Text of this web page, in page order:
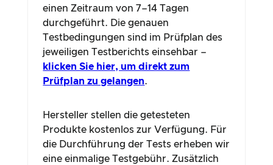
einen Zeitraum von 7–14 Tagen
durchgeführt. Die genauen
Testbedingungen sind im Prüfplan des
jeweiligen Testberichts einsehbar –
klicken Sie hier, um direkt zum
Prüfplan zu gelangen.
Hersteller stellen die getesteten
Produkte kostenlos zur Verfügung. Für
die Durchführung der Tests erheben wir
eine einmalige Testgebühr. Zusätzlich